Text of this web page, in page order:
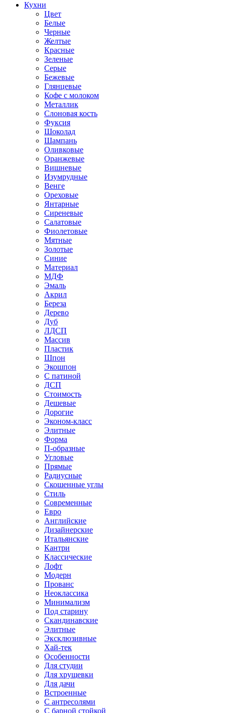
Кухни
Цвет
Белые
Черные
Желтые
Красные
Зеленые
Серые
Бежевые
Глянцевые
Кофе с молоком
Металлик
Слоновая кость
Фуксия
Шоколад
Шампань
Оливковые
Оранжевые
Вишневые
Изумрудные
Венге
Ореховые
Янтарные
Сиреневые
Салатовые
Фиолетовые
Мятные
Золотые
Синие
Материал
МДФ
Эмаль
Акрил
Береза
Дерево
Дуб
ЛДСП
Массив
Пластик
Шпон
Экошпон
С патиной
ДСП
Стоимость
Дешевые
Дорогие
Эконом-класс
Элитные
Форма
П-образные
Угловые
Прямые
Радиусные
Скошенные углы
Стиль
Современные
Евро
Английские
Дизайнерские
Итальянские
Кантри
Классические
Лофт
Модерн
Прованс
Неоклассика
Минимализм
Под старину
Скандинавские
Элитные
Эксклюзивные
Хай-тек
Особенности
Для студии
Для хрущевки
Для дачи
Встроенные
С антресолями
С барной стойкой